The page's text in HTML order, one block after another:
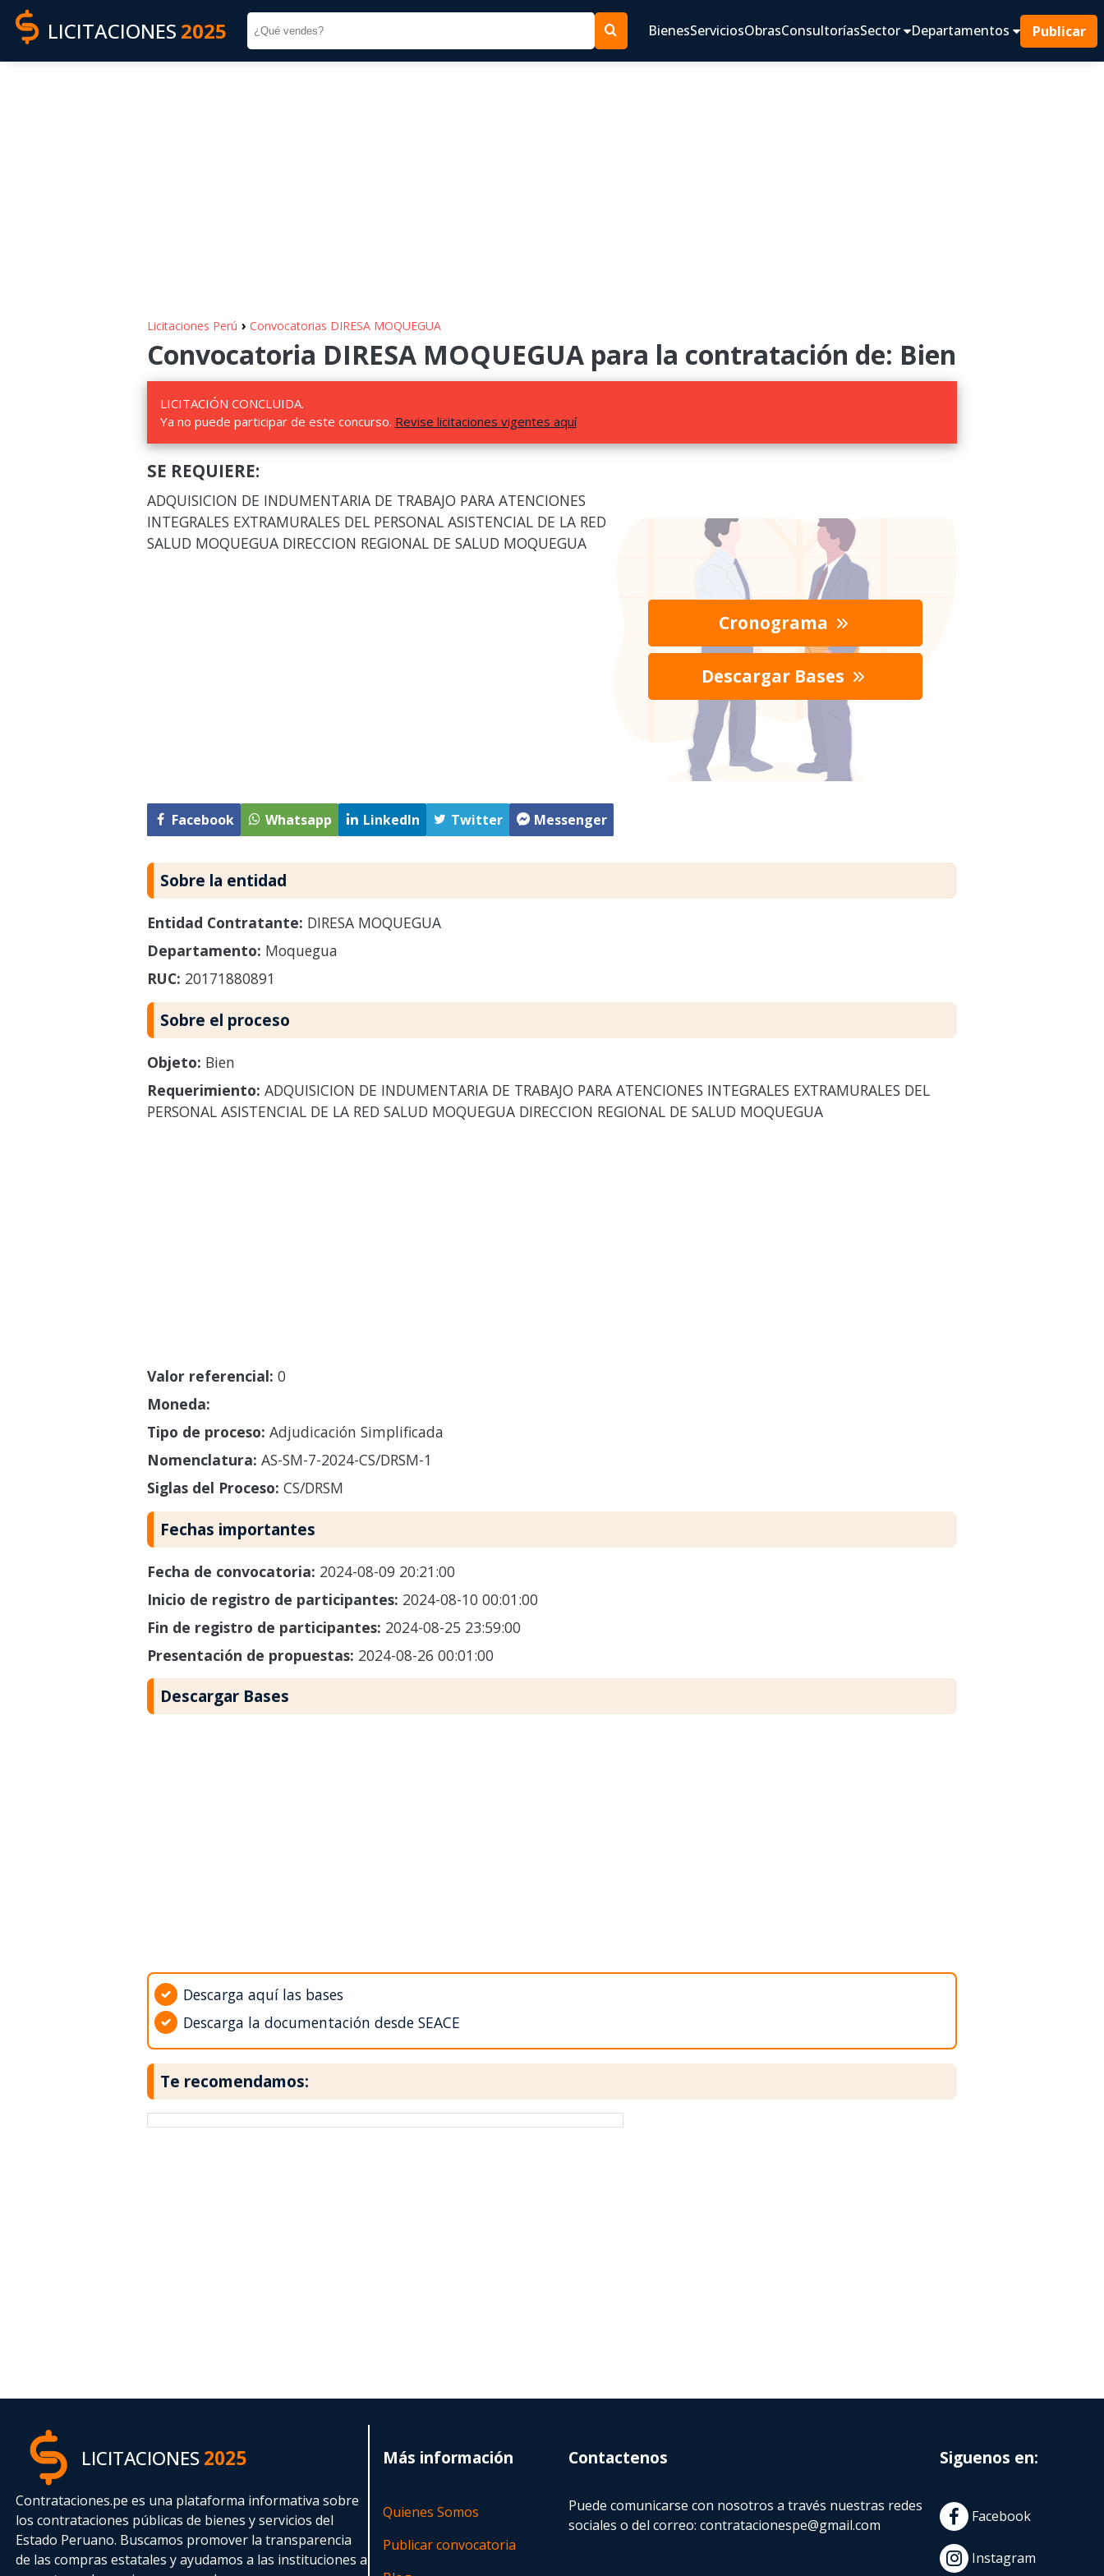
LICITACIONES 2025 BienesServiciosObrasConsultoríasSector Departamentos Publicar
Licitaciones Perú › Convocatorias DIRESA MOQUEGUA
Convocatoria DIRESA MOQUEGUA para la contratación de: Bien
LICITACIÓN CONCLUIDA.
Ya no puede participar de este concurso. Revise licitaciones vigentes aquí
SE REQUIERE:
ADQUISICION DE INDUMENTARIA DE TRABAJO PARA ATENCIONES
INTEGRALES EXTRAMURALES DEL PERSONAL ASISTENCIAL DE LA RED
SALUD MOQUEGUA DIRECCION REGIONAL DE SALUD MOQUEGUA
Facebook Whatsapp LinkedIn Twitter Messenger
Cronograma
Descargar Bases
Sobre la entidad
Entidad Contratante: DIRESA MOQUEGUA
Departamento: Moquegua
RUC: 20171880891
Sobre el proceso
Objeto: Bien
Requerimiento: ADQUISICION DE INDUMENTARIA DE TRABAJO PARA ATENCIONES INTEGRALES EXTRAMURALES DEL
PERSONAL ASISTENCIAL DE LA RED SALUD MOQUEGUA DIRECCION REGIONAL DE SALUD MOQUEGUA
Valor referencial: 0
Moneda:
Tipo de proceso: Adjudicación Simplificada
Nomenclatura: AS-SM-7-2024-CS/DRSM-1
Siglas del Proceso: CS/DRSM
Fechas importantes
Fecha de convocatoria: 2024-08-09 20:21:00
Inicio de registro de participantes: 2024-08-10 00:01:00
Fin de registro de participantes: 2024-08-25 23:59:00
Presentación de propuestas: 2024-08-26 00:01:00
Descargar Bases
Descarga aquí las bases
Descarga la documentación desde SEACE
Te recomendamos:
LICITACIONES2025
Contrataciones.pe es una plataforma informativa sobre
los contrataciones públicas de bienes y servicios del
Estado Peruano. Buscamos promover la transparencia
de las compras estatalesy ayudamos a las instituciones a
Más información
Quienes Somos
Publicar convocatoria
Contactenos
Puede comunicarse con nosotros a través nuestras redes
sociales o del correo:contratacionespe@gmail.com
Siguenos en:
Facebook
Instagram